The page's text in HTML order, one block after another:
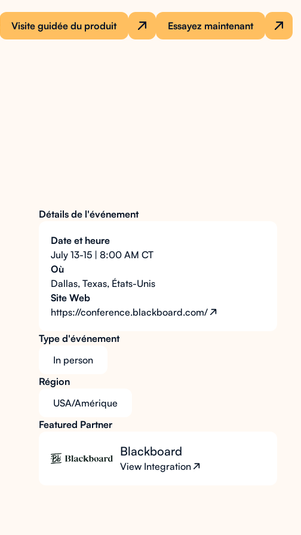
Visite guidée du produit Essayez maintenant
Détails de l'événement
Date et heure
July 13-15 | 8:00 AM CT
Où
Dallas, Texas, États-Unis
Site Web
https://conference.blackboard.com/
Type d'événement
In person
Région
USA/Amérique
Featured Partner
Blackboard
View Integration